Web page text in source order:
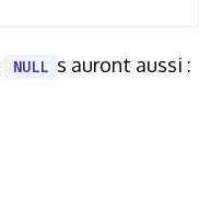
NULL s auront aussi :